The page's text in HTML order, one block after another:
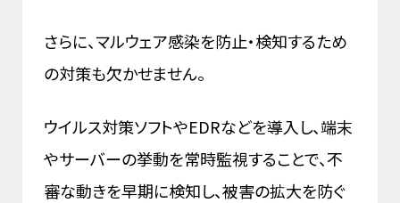
さらに、マルウェア感染を防止・検知するため
の対策も欠かせません。
ウイルス対策ソフトやEDRなどを導入し、端末
やサーバーの挙動を常時監視することで、不
審な動きを早期に検知し、被害の拡大を防ぐ